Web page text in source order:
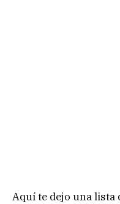
Aquí te dejo una lista